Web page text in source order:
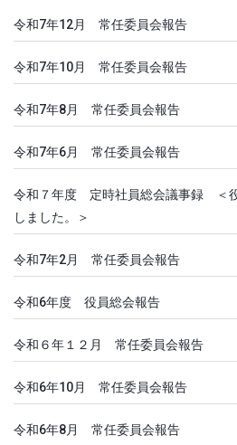
令和7年12月 常任委員会報告
令和7年10月 常任委員会報告
令和7年8月 常任委員会報告
令和7年6月 常任委員会報告
令和７年度 定時社員総会議事録 ＜
しました。＞
令和7年2月 常任委員会報告
令和6年度 役員総会報告
令和６年１２月 常任委員会報告
令和6年10月 常任委員会報告
令和6年8月 常任委員会報告